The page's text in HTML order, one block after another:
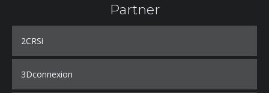
Partner
2CRSi
3Dconnexion